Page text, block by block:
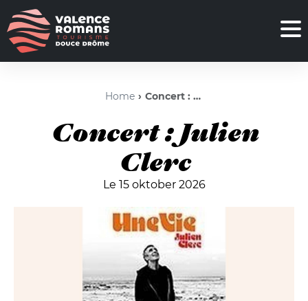
Home Concert : Julien Clerc
Concert : Julien
Clerc
Le 15 oktober 2026